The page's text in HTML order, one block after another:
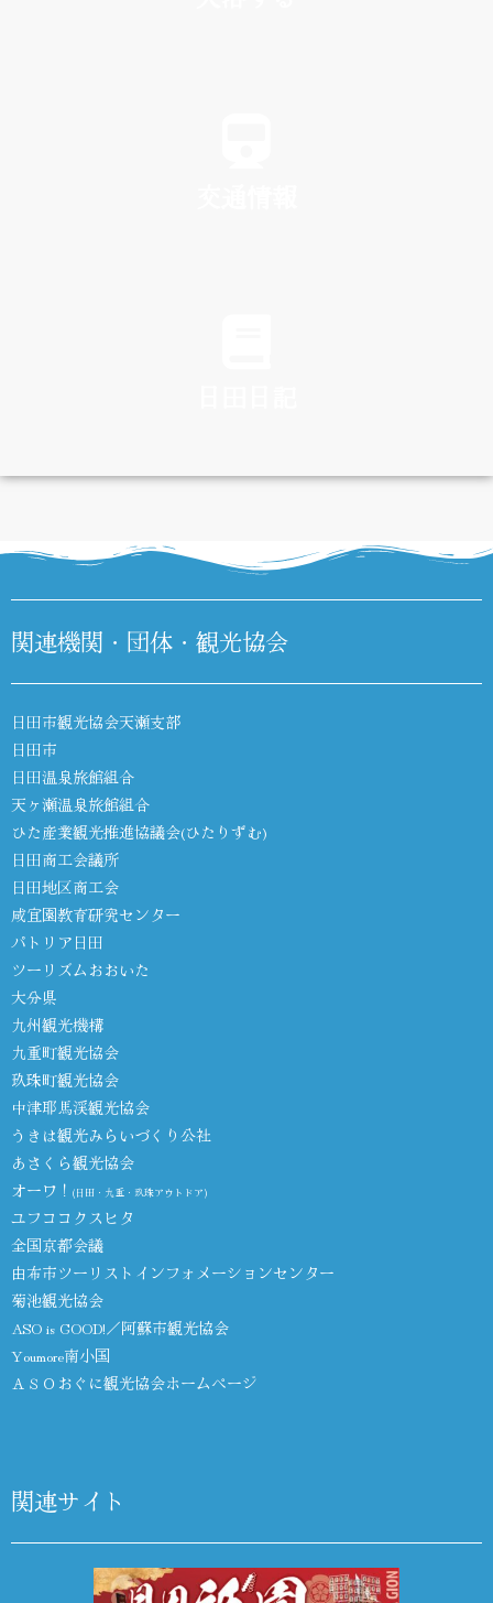
DIARY
関連機関・団体・観光協会
日田市観光協会天瀬支部
日田市
日田温泉旅館組合
天ヶ瀬温泉旅館組合
ひた産業観光推進協議会(ひたりずむ)
日田商工会議所
日田地区商工会
咸宜園教育研究センター
パトリア日田
ツーリズムおおいた
大分県
九州観光機構
九重町観光協会
玖珠町観光協会
中津耶馬渓観光協会
うきは観光みらいづくり公社
あさくら観光協会
オーワ！ (日田・九重・玖珠アウトドア)
ユフココクスヒタ
全国京都会議
由布市ツーリストインフォメーションセンター
菊池観光協会
ASO is GOOD!／阿蘇市観光協会
Youmore南小国
ＡＳＯおぐに観光協会ホームページ
関連サイト